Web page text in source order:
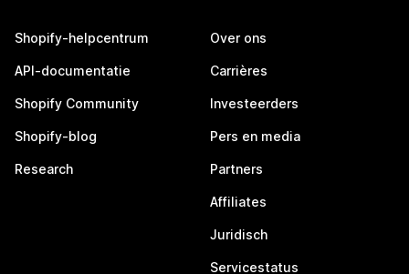
Shopify-helpcentrum
API-documentatie
Shopify Community
Shopify-blog
Research
Over ons
Carrières
Investeerders
Pers en media
Partners
Affiliates
Juridisch
Servicestatus